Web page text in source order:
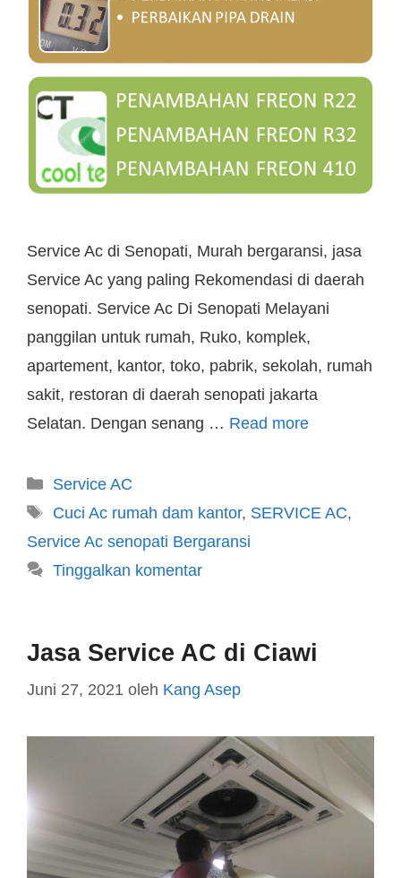
Service Ac di Senopati, Murah bergaransi, jasa
Service Ac yang paling Rekomendasi di daerah
senopati. Service Ac Di Senopati Melayani
panggilan untuk rumah, Ruko, komplek,
apartement, kantor, toko, pabrik, sekolah, rumah
sakit, restoran di daerah senopati jakarta
Selatan. Dengan senang … Read more
Service AC
Cuci Ac rumah dam kantor, SERVICE AC,
Service Ac senopati Bergaransi
Tinggalkan komentar
Jasa Service AC di Ciawi
Juni 27, 2021 oleh Kang Asep